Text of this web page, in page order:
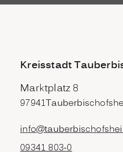
Kreisstadt
Marktplatz 8
97941
09341 803-0